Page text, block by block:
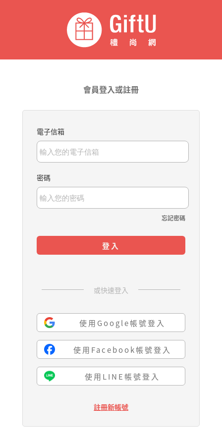
會員登入或註冊
電子信箱
密碼
忘記密碼
登入
或快速登入
使用Google帳號登入
使用Facebook帳號登入
使用LINE帳號登入
註冊新帳號